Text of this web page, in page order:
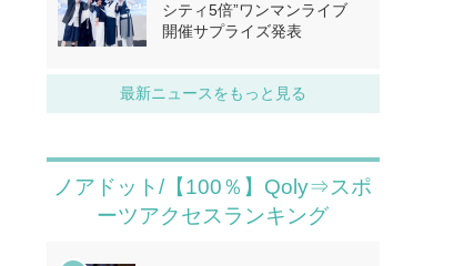
シティ5倍”ワンマンライブ
開催サプライズ発表
最新ニュースをもっと見る
ノアドット/【100％】Qoly⇒スポ
ーツアクセスランキング